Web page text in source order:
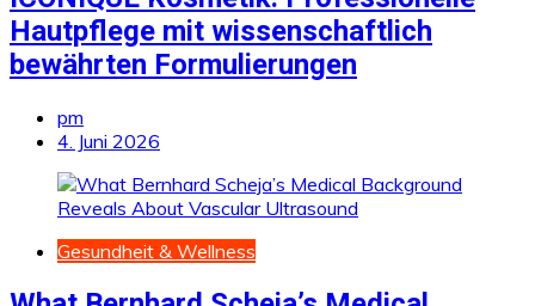
Hautpflege mit wissenschaftlich
bewährten Formulierungen
pm
4. Juni 2026
Gesundheit & Wellness